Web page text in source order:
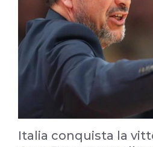
Italia conquista la